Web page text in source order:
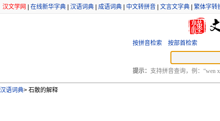
汉文学网 在线新华字典 汉语词典 成语词典 中文转拼音 文言文字典 繁体字转
按拼音检索 按部首检索
提示： 支持拼音查询，例：“wen
汉语词典> 石散的解释